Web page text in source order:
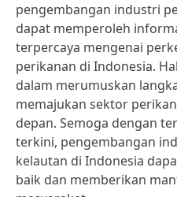
pengembangan industri
dapat memperoleh
terpercaya mengenai
perikanan di Indonesia.
dalam merumuskan
memajukan sektor
depan. Semoga dengan
terkini, pengembangan
kelautan di Indonesia
baik dan memberikan